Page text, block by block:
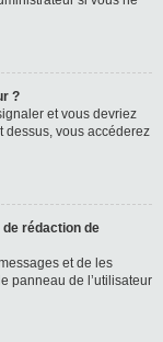
?
et vous devriez
dessus, vous accéderez
rédaction de
et de les
panneau de l’utilisateur